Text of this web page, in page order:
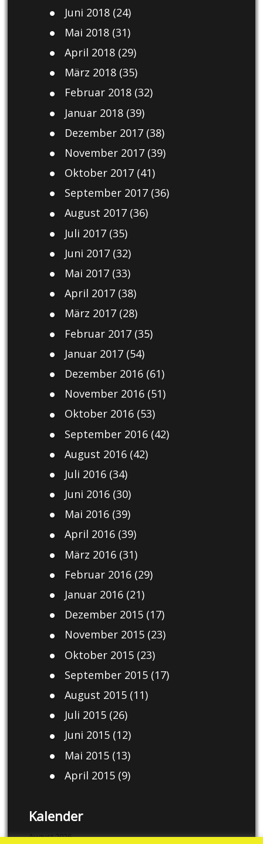
Juni 2018(24)
Mai 2018(31)
April 2018(29)
März 2018(35)
Februar 2018(32)
Januar 2018(39)
Dezember 2017(38)
November 2017(39)
Oktober 2017(41)
September 2017(36)
August 2017(36)
Juli 2017(35)
Juni 2017(32)
Mai 2017(33)
April 2017(38)
März 2017(28)
Februar 2017(35)
Januar 2017(54)
Dezember 2016(61)
November 2016(51)
Oktober 2016(53)
September 2016(42)
August 2016(42)
Juli 2016(34)
Juni 2016(30)
Mai 2016(39)
April 2016(39)
März 2016(31)
Februar 2016(29)
Januar 2016(21)
Dezember 2015(17)
November 2015(23)
Oktober 2015(23)
September 2015(17)
August 2015(11)
Juli 2015(26)
Juni 2015(12)
Mai 2015(13)
April 2015(9)
Kalender
August 2026